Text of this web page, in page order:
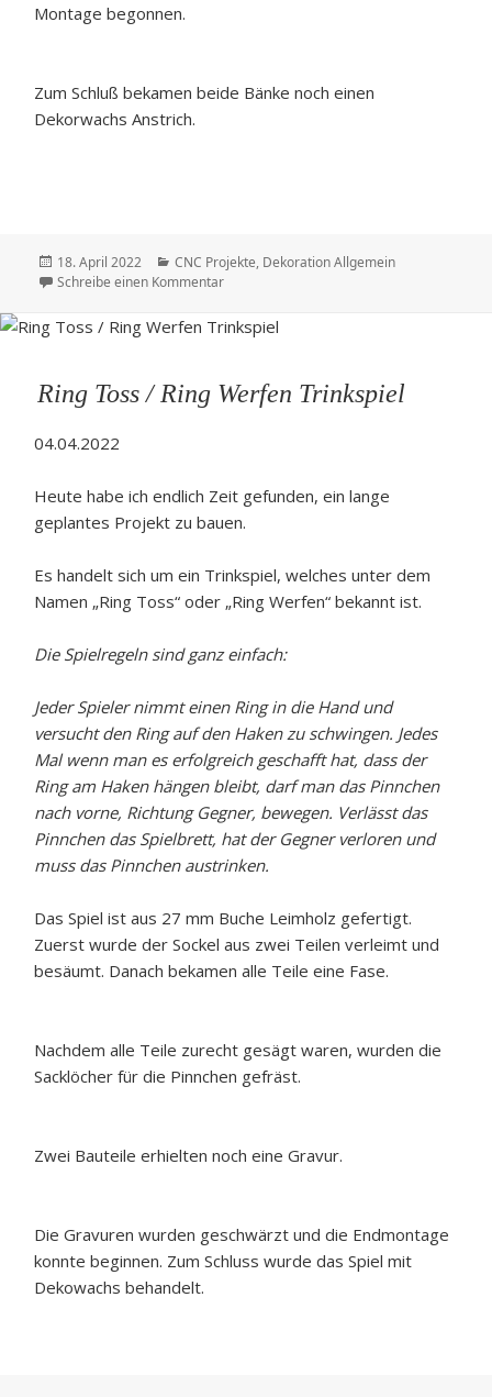
Montage begonnen.
Zum Schluß bekamen beide Bänke noch einen
Dekorwachs Anstrich.
Veröffentlicht
am
18. April 2022 Kategorien
CNC Projekte, Dekoration Allgemein
Schreibe einen Kommentarzu Zwei weitere Schnapsbänke
Ring Toss / Ring Werfen Trinkspiel
04.04.2022
Heute habe ich endlich Zeit gefunden, ein lange
geplantes Projekt zu bauen.
Es handelt sich um ein Trinkspiel, welches unter dem
Namen „Ring Toss“ oder „Ring Werfen“ bekannt ist.
Die Spielregeln sind ganz einfach:
Jeder Spieler nimmt einen Ring in die Hand und
versucht den Ring auf den Haken zu schwingen. Jedes
Mal wenn man es erfolgreich geschafft hat, dass der
Ring am Haken hängen bleibt, darf man das Pinnchen
nach vorne, Richtung Gegner, bewegen. Verlässt das
Pinnchen das Spielbrett, hat der Gegner verloren und
muss das Pinnchen austrinken.
Das Spiel ist aus 27 mm Buche Leimholz gefertigt.
Zuerst wurde der Sockel aus zwei Teilen verleimt und
besäumt. Danach bekamen alle Teile eine Fase.
Nachdem alle Teile zurecht gesägt waren, wurden die
Sacklöcher für die Pinnchen gefräst.
Zwei Bauteile erhielten noch eine Gravur.
Die Gravuren wurden geschwärzt und die Endmontage
konnte beginnen. Zum Schluss wurde das Spiel mit
Dekowachs behandelt.